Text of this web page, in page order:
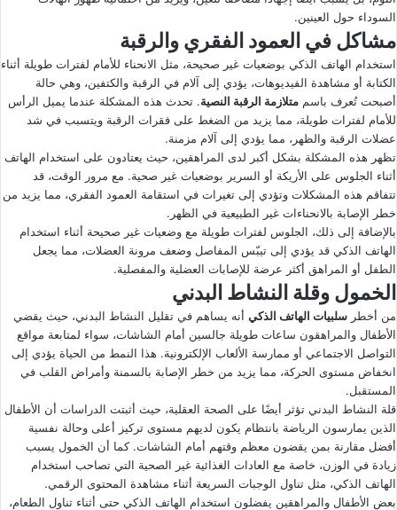
السوداء حول العينين.
مشاكل في العمود الفقري والرقبة
استخدام الهاتف الذكي بوضعيات غير صحيحة، مثل الانحناء للأمام لفترات طويلة أثناء
الكتابة أو مشاهدة الفيديوهات، يؤدي إلى آلام في الرقبة والكتفين، وهي حالة
أصبحت تُعرف باسم متلازمة الرقبة النصية. تحدث هذه المشكلة عندما يميل الرأس
للأمام لفترات طويلة، مما يزيد من الضغط على فقرات الرقبة ويتسبب في شد
عضلات الرقبة والظهر، مما يؤدي إلى آلام مزمنة.
تظهر هذه المشكلة بشكل أكبر لدى المراهقين، حيث يعتادون على استخدام الهاتف
أثناء الجلوس على الأريكة أو السرير بوضعيات غير صحية. مع مرور الوقت، قد
تتفاقم هذه المشكلات وتؤدي إلى تغيرات في استقامة العمود الفقري، مما يزيد من
خطر الإصابة بالانحناءات غير الطبيعية في الظهر.
بالإضافة إلى ذلك، الجلوس لفترات طويلة مع وضعيات غير صحيحة أثناء استخدام
الهاتف الذكي قد يؤدي إلى تيبّس المفاصل وضعف مرونة العضلات، مما يجعل
الطفل أو المراهق أكثر عرضة للإصابات العضلية والمفصلية.
الخمول وقلة النشاط البدني
من أخطر سلبيات الهاتف الذكي أنه يساهم في تقليل النشاط البدني، حيث يقضي
الأطفال والمراهقون ساعات طويلة جالسين أمام الشاشات، سواء لمتابعة مواقع
التواصل الاجتماعي أو ممارسة الألعاب الإلكترونية. هذا النمط من الحياة يؤدي إلى
انخفاض مستوى الحركة، مما يزيد من خطر الإصابة بالسمنة وأمراض القلب في
المستقبل.
قلة النشاط البدني تؤثر أيضًا على الصحة العقلية، حيث أثبتت الدراسات أن الأطفال
الذين يمارسون الرياضة بانتظام يكون لديهم مستوى تركيز أعلى وحالة نفسية
أفضل مقارنة بمن يقضون معظم وقتهم أمام الشاشات. كما أن الخمول يسبب
زيادة في الوزن، خاصة مع العادات الغذائية غير الصحية التي تصاحب استخدام
الهاتف الذكي، مثل تناول الوجبات السريعة أثناء مشاهدة المحتوى الرقمي.
بعض الأطفال والمراهقين يفضلون استخدام الهاتف الذكي حتى أثناء تناول الطعام،